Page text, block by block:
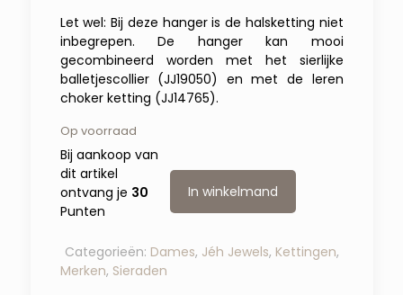
Let wel: Bij deze hanger is de halsketting niet
inbegrepen. De hanger kan mooi
gecombineerd worden met het sierlijke
balletjescollier (JJ19050) en met de leren
choker ketting (JJ14765).
Op voorraad
Bij aankoop van
dit artikel
ontvang je 30
Punten
In winkelmand
Categorieën: Dames, Jéh Jewels, Kettingen,
Merken, Sieraden